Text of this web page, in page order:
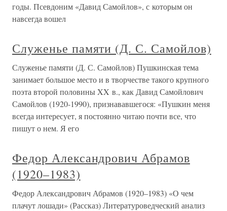
годы. Псевдоним «Давид Самойлов», с которым он
навсегда вошел
Служенье памяти (Д. С. Самойлов)
Служенье памяти (Д. С. Самойлов) Пушкинская тема
занимает большое место и в творчестве такого крупного
поэта второй половины XX в., как Давид Самойлович
Самойлов (1920-1990), признававшегося: «Пушкин меня
всегда интересует, я постоянно читаю почти все, что
пишут о нем. Я его
Федор Александрович Абрамов
(1920–1983)
Федор Александрович Абрамов (1920–1983) «О чем
плачут лошади» (Рассказ) Литературоведческий анализ